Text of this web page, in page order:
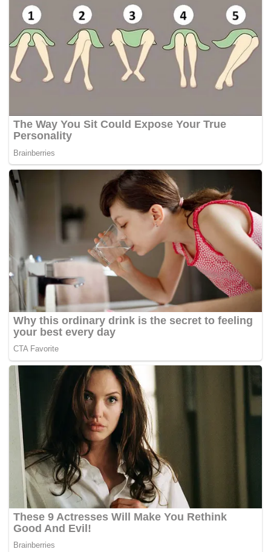
menyediakan sumbangan segera kepada pertumbuhan
ekonomi.
“Kami juga gembira terhadap kajian semula Perjanjian
Perkhidmatan Udara Dua Hala antara India dan Malaysia,
dan merakamkan penghargaan kami kepada kerajaan
“AirAsia, sebagai satu kumpulan, mengendalikan 109
penerbangan antarabangsa setiap minggu ke 13 destinasi
di India, angka yang agak kecil berbanding saiz negara
itu,” kata Kamarudin.
Beliau berkata kumpulan itu berharap dapat bekerjasama
rapat dengan Tourism Malaysia dan India bagi menambah
jumlah ketibaan pelancong, bagi kedua-dua negara
memandangkan AirAsia menyasarkan untuk menyediakan
penyambungan perjalanan yang lebih luas antara India,
Malaysia dan ASEAN.
“Kami di AirAsia boleh menyediakan sambungan untuk
membolehkan industri-industri lain membangun,
berkembang dan makmur terutama dalam infrastruktur
pelancongan, kesihatan, pendidikan serta hubungan
sosioekonomi,” kata Kamarudin.
Usaha sama dua konglomerat besar, AirAsia India kini
dalam fasa pertumbuhan.
Bakal menerima Airbus A320 kesembilan, syarikat
penerbangan itu baru-baru ini mengumumkan Kolkata
sebagai hab ketiga yang akan dihubungkan ke Ranchi dan
dari situ ke New Delhi.
AirAsia India mempunyai tiga hab dalam negara iaitu
Bengaluru, New Delhi dan Kolkata.